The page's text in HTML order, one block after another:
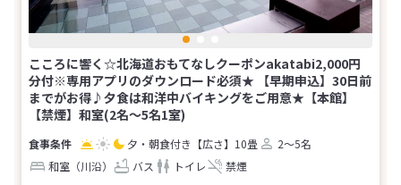
こころに響く☆北海道おもてなしクーポンakatabi2,000円
分付※専用アプリのダウンロード必須★ 【早期申込】30日前
までがお得♪夕食は和洋中バイキングをご用意★【本館】
【禁煙】和室(2名～5名1室)
夕・朝食付き 【広さ】10畳
2～5名
和室（川沿）
バス トイレ 禁煙